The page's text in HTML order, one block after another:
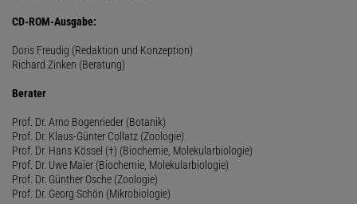
CD-ROM-Ausgabe:
Doris Freudig (Redaktion und Konzeption)
Richard Zinken (Beratung)
Berater
Prof. Dr. Arno Bogenrieder (Botanik)
Prof. Dr. Klaus-Günter Collatz (Zoologie)
Prof. Dr. Hans Kössel (†) (Biochemie, Molekularbiologie)
Prof. Dr. Uwe Maier (Biochemie, Molekularbiologie)
Prof. Dr. Günther Osche (Zoologie)
Prof. Dr. Georg Schön (Mikrobiologie)